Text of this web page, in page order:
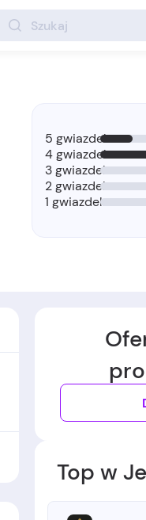
5 gwiazdek
4 gwiazdek
3 gwiazdek
2 gwiazdek
1 gwiazdek
Top w